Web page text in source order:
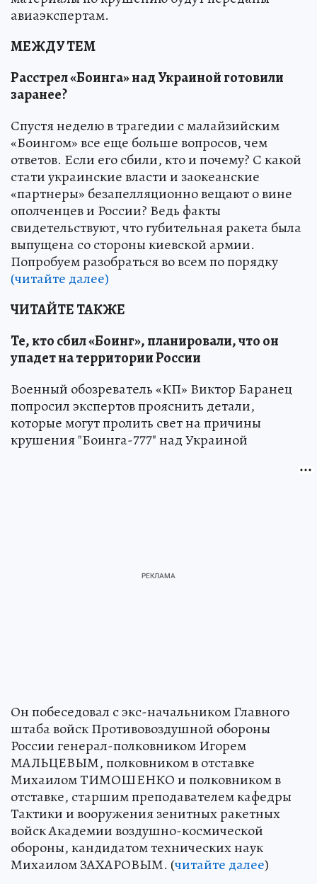
авиаэкспертам.
МЕЖДУ ТЕМ
Расстрел «Боинга» над Украиной готовили
заранее?
Спустя неделю в трагедии с малайзийским
«Боингом» все еще больше вопросов, чем
ответов. Если его сбили, кто и почему? С какой
стати украинские власти и заокеанские
«партнеры» безапелляционно вещают о вине
ополченцев и России? Ведь факты
свидетельствуют, что губительная ракета была
выпущена со стороны киевской армии.
Попробуем разобраться во всем по порядку
(читайте далее)
ЧИТАЙТЕ ТАКЖЕ
Те, кто сбил «Боинг», планировали, что он
упадет на территории России
Военный обозреватель «КП» Виктор Баранец
попросил экспертов прояснить детали,
которые могут пролить свет на причины
крушения "Боинга-777" над Украиной
Он побеседовал с экс-начальником Главного
штаба войск Противовоздушной обороны
России генерал-полковником Игорем
МАЛЬЦЕВЫМ, полковником в отставке
Михаилом ТИМОШЕНКО и полковником в
отставке, старшим преподавателем кафедры
Тактики и вооружения зенитных ракетных
войск Академии воздушно-космической
обороны, кандидатом технических наук
Михаилом ЗАХАРОВЫМ. (читайте далее)